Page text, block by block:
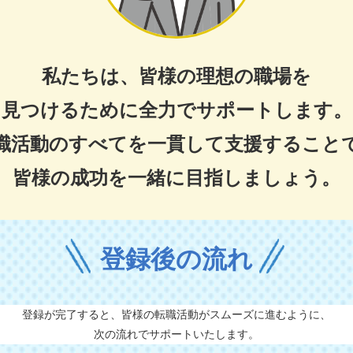
私たちは、皆様の理想の職場を
見つけるために全力でサポートします。
活動のすべてを一貫して支援すること
皆様の成功を一緒に目指しましょう。
登録後の流れ
登録が完了すると、皆様の転職活動がスムーズに進むように、
次の流れでサポートいたします。